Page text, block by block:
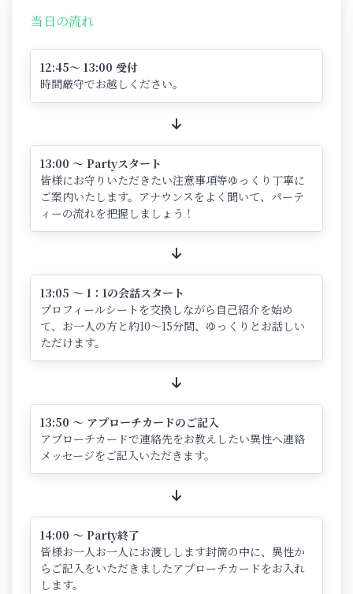
当日の流れ
12:45～ 13:00 受付
時間厳守でお越しください。
13:00 ～ Partyスタート
皆様にお守りいただきたい注意事項等ゆっくり丁寧に
ご案内いたします。アナウンスをよく聞いて、パーテ
ィーの流れを把握しましょう！
13:05 ～ 1：1の会話スタート
プロフィールシートを交換しながら自己紹介を始め
て、お一人の方と約10～15分間、ゆっくりとお話しい
ただけます。
13:50 ～ アプローチカードのご記入
アプローチカードで連絡先をお教えしたい異性へ連絡
メッセージをご記入いただきます。
14:00 ～ Party終了
皆様お一人お一人にお渡しします封筒の中に、異性か
らご記入をいただきましたアプローチカードをお入れ
します。